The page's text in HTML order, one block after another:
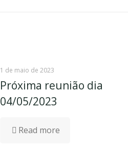
1 de maio de 2023
Próxima reunião dia
04/05/2023
Read more